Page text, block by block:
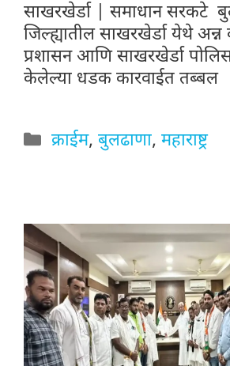
साखरखेर्डा | समाधान सरकटे
जिल्ह्यातील साखरखेर्डा येथे
प्रशासन आणि साखरखेर्डा
केलेल्या धडक कारवाईत तब्बल
Categories
क्राईम,बुलढाणा,महाराष्ट्र